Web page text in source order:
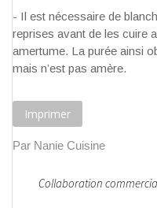
- Il est nécessaire de
reprises avant de les cuire
amertume. La purée ainsi
mais n’est pas amère.
Imprimer
Par Nanie Cuisine
Collaboration